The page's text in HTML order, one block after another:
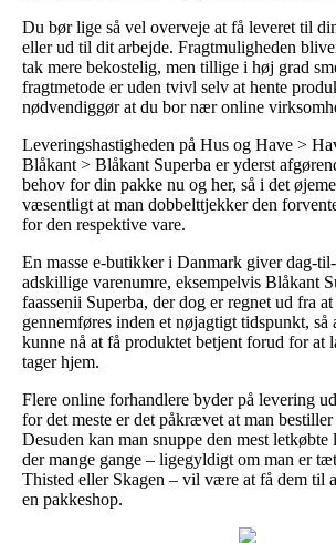
Du bør lige så vel overveje at få leveret til
eller ud til dit arbejde. Fragtmuligheden
tak mere bekostelig, men tillige i høj grad
fragtmetode er uden tvivl selv at hente
nødvendiggør at du bor nær online
Leveringshastigheden på Hus og Have >
Blåkant > Blåkant Superba er yderst
behov for din pakke nu og her, så i det
væsentligt at man dobbelttjekker den
for den respektive vare.
En masse e-butikker i Danmark giver dag-
adskillige varenumre, eksempelvis Blåkant
faassenii Superba, der dog er regnet ud fra
gennemføres inden et nøjagtigt tidspunkt, så
kunne nå at få produktet betjent forud for at
tager hjem.
Flere online forhandlere byder på levering
for det meste er det påkrævet at man bestiller
Desuden kan man snuppe den mest letkøbte
der mange gange – ligegyldigt om man er
Thisted eller Skagen – vil være at få dem til
en pakkeshop.